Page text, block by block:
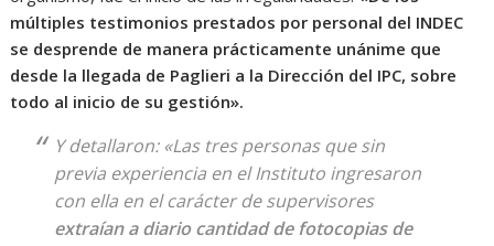
múltiples testimonios prestados por personal del INDEC
se desprende de manera prácticamente unánime que
desde la llegada de Paglieri a la Dirección del IPC, sobre
todo al inicio de su gestión».
Y detallaron: «Las tres personas que sin
previa experiencia en el Instituto ingresaron
con ella en el carácter de supervisores
extraían a diario cantidad de fotocopias de